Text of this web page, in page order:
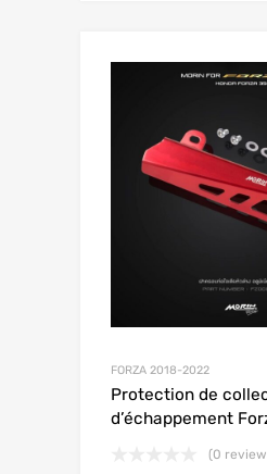
FORZA 2018-2022
Protection de
d’échappement
(0